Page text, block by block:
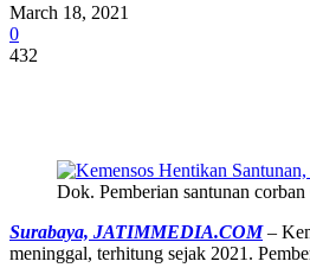
March 18, 2021
0
432
Dok. Pemberian santunan
Surabaya, JATIMMEDIA.COM–
meninggal, terhitung sejak 2021.